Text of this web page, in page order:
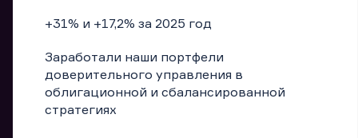
+31% и +17,2% за 2025 год
Заработали наши портфели
доверительного управления в
облигационной и сбалансированной
стратегиях